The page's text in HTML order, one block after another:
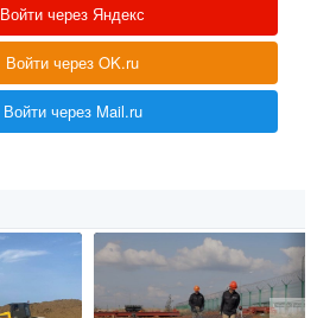
Войти через Яндекс
Войти через OK.ru
Войти через Mail.ru